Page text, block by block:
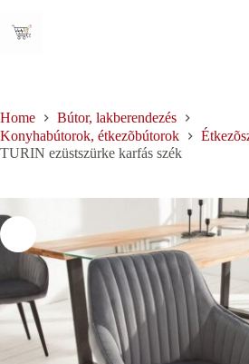
content
Home
Bútor, lakberendezés
Konyhabútorok, étkezõbútorok
TURIN ezüstszürke karfás szék